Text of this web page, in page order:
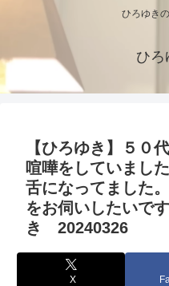
ひろゆき
ひろ
【ひろゆき】５０
喧嘩をしていまし
舌になってました
をお伺いしたいで
き 20240326
X